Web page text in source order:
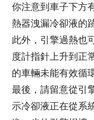
你注意到車子下方
熱器洩漏冷卻液的
此外，引擎過熱也
度計指針上升到正
的車輛未能有效循
最後，請留意從引
示冷卻液正在從系